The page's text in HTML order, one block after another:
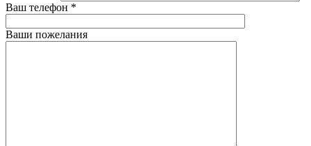
Ваш телефон *
Ваши пожелания